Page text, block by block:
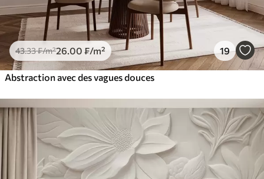
43.33₣/m²26 .00 ₣/m² 19
Abstraction avec des vagues douces